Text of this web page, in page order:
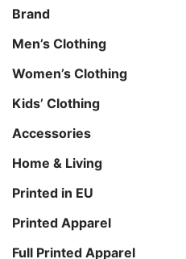
Brand
Men’s Clothing
Women’s Clothing
Kids’ Clothing
Accessories
Home & Living
Printed in EU
Printed Apparel
Full Printed Apparel